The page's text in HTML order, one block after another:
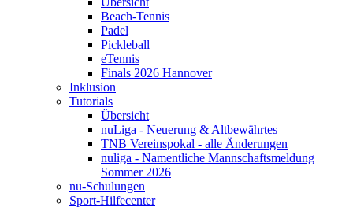
Beach-Tennis
Padel
Pickleball
eTennis
Finals 2026 Hannover
Inklusion
Tutorials
Übersicht
nuLiga - Neuerung & Altbewährtes
TNB Vereinspokal - alle Änderungen
nuliga - Namentliche Mannschaftsmeldung
Sommer 2026
nu-Schulungen
Sport-Hilfecenter